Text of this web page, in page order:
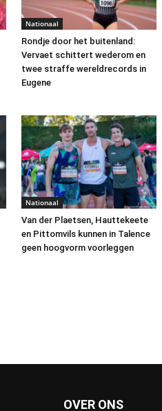
Nationaal
Rondje door het buitenland:
Vervaet schittert wederom en
twee straffe wereldrecords in
Eugene
Nationaal
Van der Plaetsen, Hauttekeete
en Pittomvils kunnen in Talence
geen hoogvorm voorleggen
OVER ONS